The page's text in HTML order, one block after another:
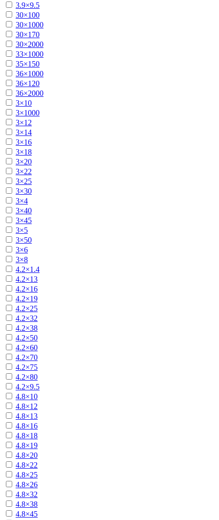
3.9×9.5
30×100
30×1000
30×170
30×2000
33×1000
35×150
36×1000
36×120
36×2000
3×10
3×1000
3×12
3×14
3×16
3×18
3×20
3×22
3×25
3×30
3×4
3×40
3×45
3×5
3×50
3×6
3×8
4.2×1.4
4.2×13
4.2×16
4.2×19
4.2×25
4.2×32
4.2×38
4.2×50
4.2×60
4.2×70
4.2×75
4.2×80
4.2×9.5
4.8×10
4.8×12
4.8×13
4.8×16
4.8×18
4.8×19
4.8×20
4.8×22
4.8×25
4.8×26
4.8×32
4.8×38
4.8×45